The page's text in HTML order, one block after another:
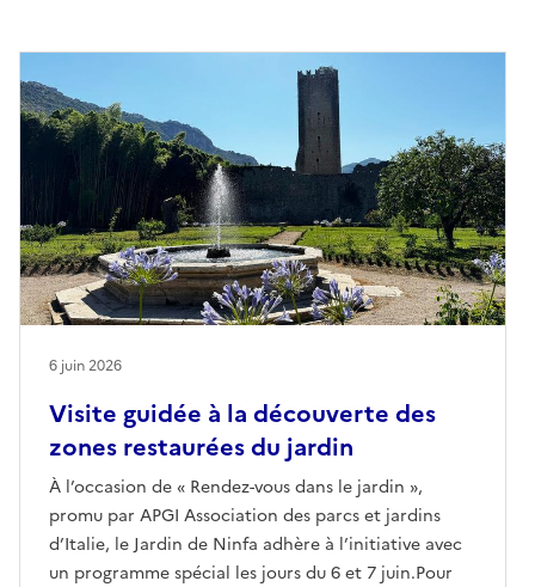
Visite guidée à la découverte des
zones restaurées du jardin
À l’occasion de « Rendez-vous dans le jardin »,
promu par APGI Association des parcs et jardins
d’Italie, le Jardin de Ninfa adhère à l’initiative avec
un programme spécial les jours du 6 et 7 juin.Pour
6 juin 2026